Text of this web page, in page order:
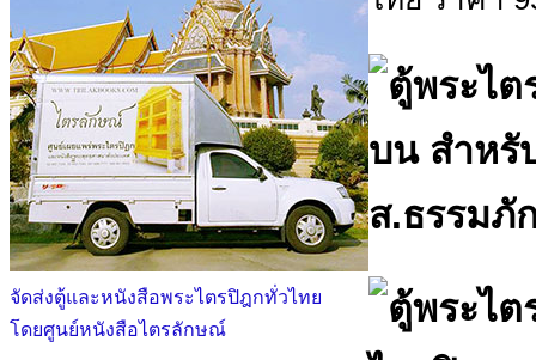
จัดส่งตู้และหนังสือพระไตรปิฎกทั่วไทย
โดยศูนย์หนังสือไตรลักษณ์